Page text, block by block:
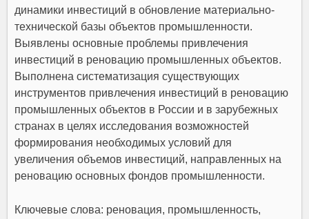
динамики инвестиций в обновление материально-
технической базы объектов промышленности.
Выявлены основные проблемы привлечения
инвестиций в реновацию промышленных объектов.
Выполнена систематизация существующих
инструментов привлечения инвестиций в реновацию
промышленных объектов в России и в зарубежных
странах в целях исследования возможностей
формирования необходимых условий для
увеличения объемов инвестиций, направленных на
реновацию основных фондов промышленности.
Ключевые слова: реновация, промышленность,